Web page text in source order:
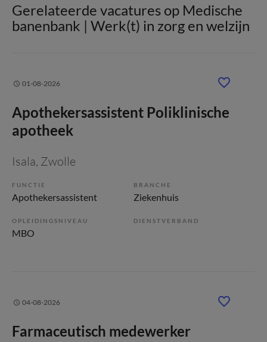
Gerelateerde vacatures op Medische
banenbank | Werk(t) in zorg en welzijn
01-08-2026
Apothekersassistent Poliklinische
apotheek
Isala, Zwolle
FUNCTIE
Apothekersassistent
BRANCHE
Ziekenhuis
OPLEIDINGSNIVEAU
MBO
DIENSTVERBAND
04-08-2026
Farmaceutisch medewerker